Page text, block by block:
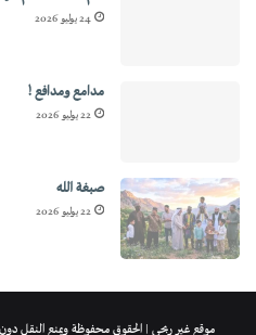
24 يوليو 2026
مدامع ومدافع !
22 يوليو 2026
صبغة الله
22 يوليو 2026
موقع غير ربحي | الحقوق محفوظة ويمنع النقل دون ذكر